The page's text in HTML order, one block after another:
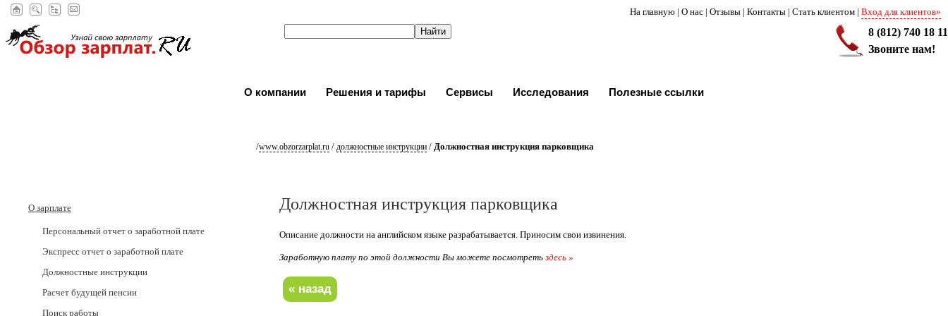
На главную | О нас | Отзывы | Контакты | Стать клиентом | Вход для клиентов»
8 (812) 740 18 11
Звоните нам!
О компании Решения и тарифы Сервисы Исследования Полезные ссылки
/www.obzorzarplat.ru/ должностные инструкции/ Должностная инструкция парковщика
О зарплате
Персональный отчет о заработной плате
Экспресс отчет о заработной плате
Должностные инструкции
Расчет будущей пенсии
Поиск работы
Должностная инструкция парковщика
Описание должности на английском языке разрабатывается. Приносим свои извинения.
Заработную плату по этой должности Вы можете посмотретьздесь »